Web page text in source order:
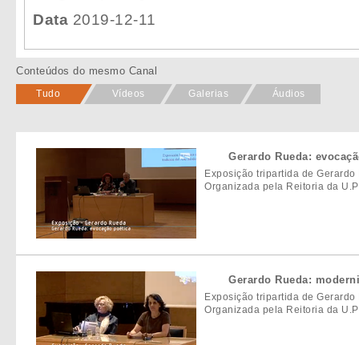
Data 2019-12-11
Conteúdos do mesmo Canal
Tudo Vídeos Galerias Áudios
Gerardo Rueda:
Exposição tripartida de
Organizada pela Reitoria da
Gerardo Rueda:
Exposição tripartida de
Organizada pela Reitoria da